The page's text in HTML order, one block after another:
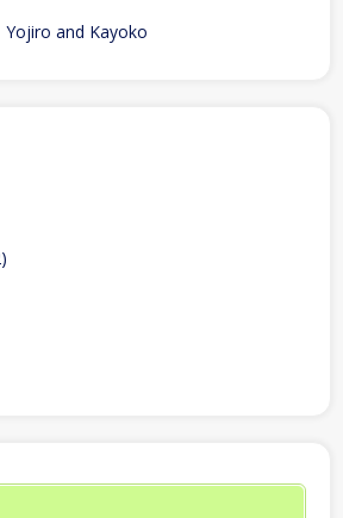
Yojiro and Kayoko